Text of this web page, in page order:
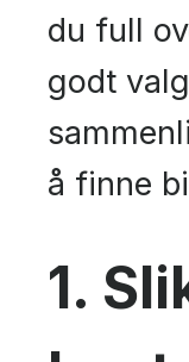
du full
godt
å finne
1.